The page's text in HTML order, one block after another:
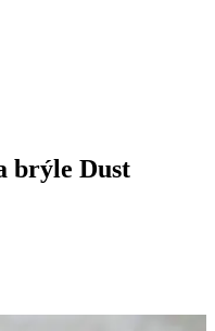
brýle Dust